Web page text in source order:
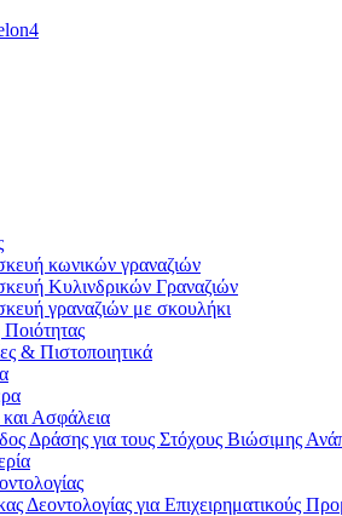
κωνικών γραναζιών
Κυλινδρικών Γραναζιών
γραναζιών με σκουλήκι
& Πιστοποιητικά
και Ασφάλεια
Δράσης για τους Στόχους Βιώσιμης
Δεοντολογίας για Επιχειρηματικούς